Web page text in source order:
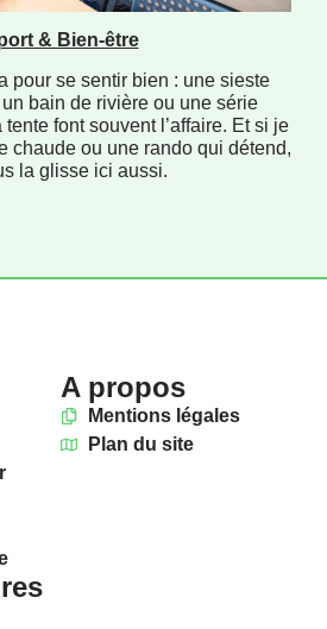
& Bien-être
pour se sentir bien : une sieste
bain de rivière ou une série
tente font souvent l’affaire. Et si je
chaude ou une rando qui détend,
la glisse ici aussi.
A propos
Mentions légales
Plan du site